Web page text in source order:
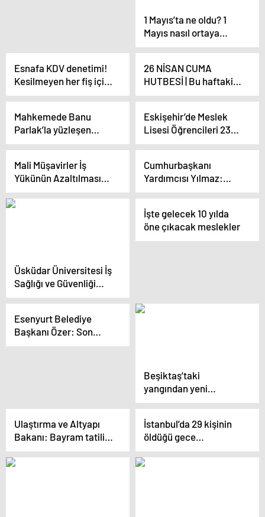
1 Mayıs’ta ne oldu? 1
Mayıs nasıl ortaya
çıktı?
Esnafa KDV denetimi!
Kesilmeyen her fiş için
3 bin 400 TL ceza
26 NİSAN CUMA
HUTBESİ | Bu haftaki
Cuma hutbesi konusu
oku!
Mahkemede Banu
Parlak’la yüzleşen
Dilan Polat, hakimin
krizi geçirdi
Eskişehir’de Meslek
Lisesi Öğrencileri 23
Nisan’da İşlerine
Mali Müşavirler İş
Yükünün Azaltılmasını
İstiyor
Cumhurbaşkanı
Yardımcısı Yılmaz:
Kamuda tasarruf için
bir çalışma yürütüyor
Üsküdar Üniversitesi İş
Sağlığı ve Güvenliği
Bölümü’nden teleferik
değerlendirme
İşte gelecek 10 yılda
öne çıkacak meslekler
Esenyurt Belediye
Başkanı Özer: Son
aylarda birçok ihale
Beşiktaş’taki
yangından yeni
detaylar! Açılış
işçilere Ramazan
bitene kadar süre
vermişler
Ulaştırma ve Altyapı
Bakanı: Bayram tatili
için tüm önlemler alındı
İstanbul’da 29 kişinin
öldüğü gece
kulübündeki yangının
ilk çıkış anı kamerada